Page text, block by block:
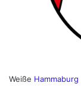
Weiße Hammaburg